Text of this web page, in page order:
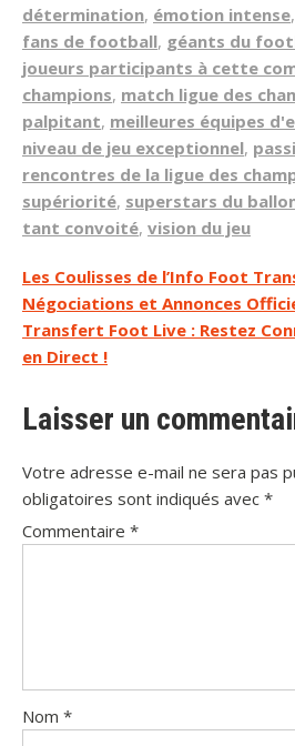
détermination, émotion intense,
fans de football, géants du
joueurs participants à cette
champions, match ligue des
palpitant, meilleures équipes
niveau de jeu exceptionnel,
rencontres de la ligue des
supériorité, superstars du
tant convoité, vision du jeu
Navigation
de
l’article
Les Coulisses de l’Info Foot
Négociations et Annonces
Transfert Foot Live : Restez
en Direct !
Laisser un
Votre adresse e-mail ne sera pas
obligatoires sont indiqués avec *
Commentaire *
Nom *